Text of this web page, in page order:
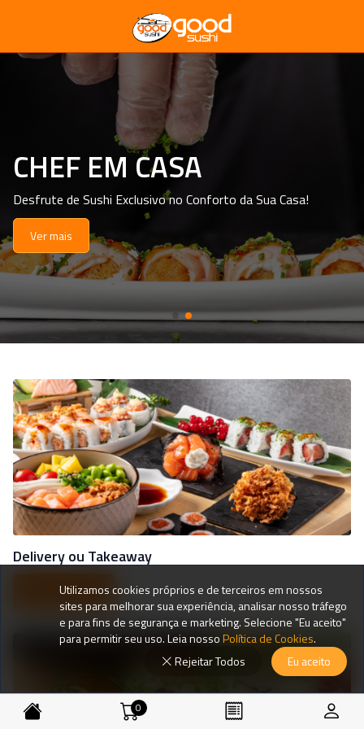
CHEF EM CASA
Desfrute de Sushi Exclusivo no Conforto da Sua Casa!
Ver mais
Delivery ou Takeaway
Peça agora
0
Utilizamos cookies próprios e de terceiros em nossos
sites para melhorar sua experiência, analisar nosso tráfego
e para fins de segurança e marketing. Selecione "Eu aceito"
para permitir seu uso. Leia nossoPolítica de Cookies.
Rejeitar Todos
Eu aceito